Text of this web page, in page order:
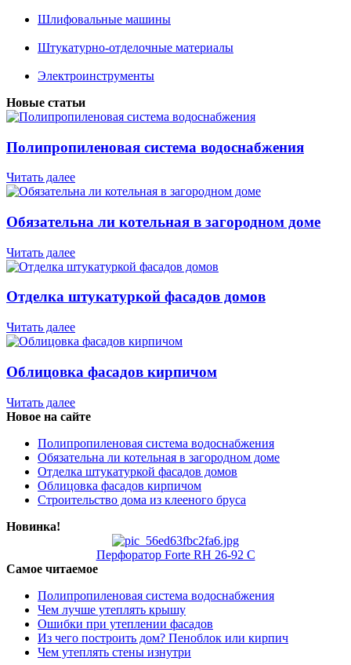
Шлифовальные машины
Штукатурно-отделочные материалы
Электроинструменты
Новые статьи
Полипропиленовая система водоснабжения
Читать далее
Обязательна ли котельная в загородном доме
Читать далее
Отделка штукатуркой фасадов домов
Читать далее
Облицовка фасадов кирпичом
Читать далее
Новое на сайте
Полипропиленовая система водоснабжения
Обязательна ли котельная в загородном доме
Отделка штукатуркой фасадов домов
Облицовка фасадов кирпичом
Строительство дома из клееного бруса
Новинка!
Перфоратор Forte RH 26-92 С
Самое читаемое
Полипропиленовая система водоснабжения
Чем лучше утеплять крышу
Ошибки при утеплении фасадов
Из чего построить дом? Пеноблок или кирпич
Чем утеплять стены изнутри